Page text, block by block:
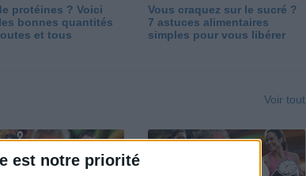
est notre priorité
protéines ? Voici
bonnes quantités
et tous
Vous craquez sur le sucré ?
7 astuces alimentaires
simples pour vous libérer
Voir tout